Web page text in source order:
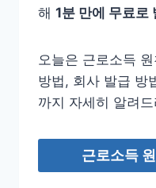
해 1분 만에 무료로
오늘은 근로소득
방법, 회사 발급 방
까지 자세히 알려
근로소득